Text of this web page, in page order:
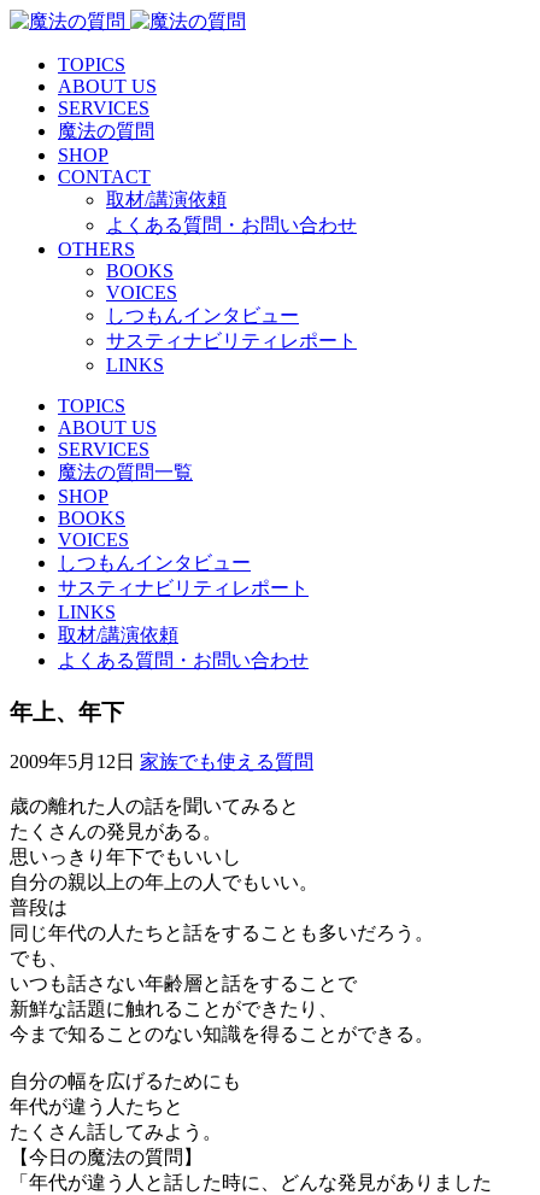
TOPICS
ABOUT US
SERVICES
魔法の質問
SHOP
CONTACT
取材/講演依頼
よくある質問・お問い合わせ
OTHERS
BOOKS
VOICES
しつもんインタビュー
サスティナビリティレポート
LINKS
TOPICS
ABOUT US
SERVICES
魔法の質問一覧
SHOP
BOOKS
VOICES
しつもんインタビュー
サスティナビリティレポート
LINKS
取材/講演依頼
よくある質問・お問い合わせ
年上、年下
2009年5月12日 家族でも使える質問
歳の離れた人の話を聞いてみると
たくさんの発見がある。
思いっきり年下でもいいし
自分の親以上の年上の人でもいい。
普段は
同じ年代の人たちと話をすることも多いだろう。
でも、
いつも話さない年齢層と話をすることで
新鮮な話題に触れることができたり、
今まで知ることのない知識を得ることができる。
自分の幅を広げるためにも
年代が違う人たちと
たくさん話してみよう。
【今日の魔法の質問】
「年代が違う人と話した時に、どんな発見がありました